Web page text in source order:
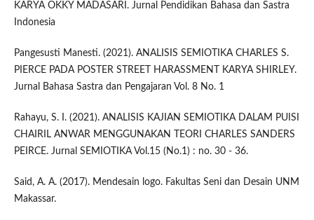
KARYA OKKY MADASARI. Jurnal Pendidikan Bahasa dan Sastra
Indonesia
Pangesusti Manesti. (2021). ANALISIS SEMIOTIKA CHARLES S.
PIERCE PADA POSTER STREET HARASSMENT KARYA SHIRLEY.
Jurnal Bahasa Sastra dan Pengajaran Vol. 8 No. 1
Rahayu, S. I. (2021). ANALISIS KAJIAN SEMIOTIKA DALAM PUISI
CHAIRIL ANWAR MENGGUNAKAN TEORI CHARLES SANDERS
PEIRCE. Jurnal SEMIOTIKA Vol.15 (No.1) : no. 30 - 36.
Said, A. A. (2017). Mendesain logo. Fakultas Seni dan Desain UNM
Makassar.